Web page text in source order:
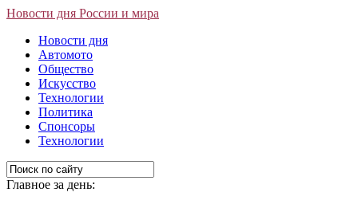
Новости дня России и мира
Новости дня
Автомото
Общество
Искусство
Технологии
Политика
Спонсоры
Технологии
Главное за день: